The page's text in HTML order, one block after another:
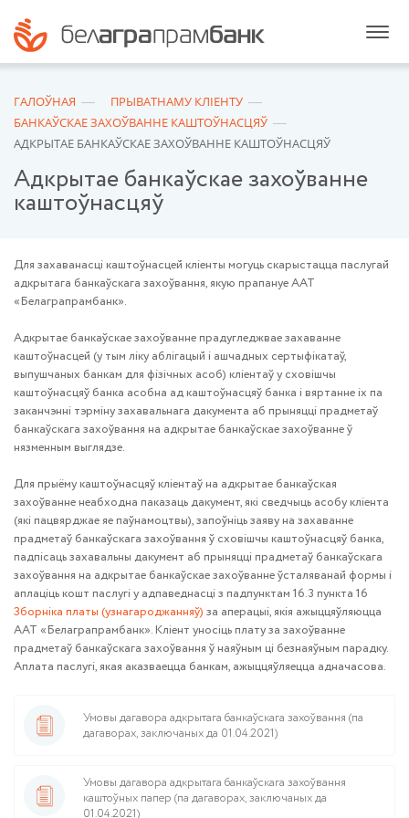
ГАЛОЎНАЯ
ПРЫВАТНАМУ КЛІЕНТУ
БАНКАЎСКАЕ ЗАХОЎВАННЕ КАШТОЎНАСЦЯЎ
АДКРЫТАЕ БАНКАЎСКАЕ ЗАХОЎВАННЕ КАШТОЎНАСЦЯЎ
Адкрытае банкаўскае захоўванне
каштоўнасцяў
Для захаванасці каштоўнасцей кліенты могуць скарыстацца паслугай
адкрытага банкаўскага захоўвання, якую прапануе ААТ
«Белаграпрамбанк».
Адкрытае банкаўскае захоўванне прадугледжвае захаванне
каштоўнасцей (у тым ліку аблігацый і ашчадных сертыфікатаў,
выпушчаных банкам для фізічных асоб) кліентаў у сховішчы
каштоўнасцяў банка асобна ад каштоўнасцяў банка і вяртанне іх па
заканчэнні тэрміну захавальнага дакумента аб прыняцці прадметаў
банкаўскага захоўвання на адкрытае банкаўскае захоўванне ў
нязменным выглядзе.
Для прыёму каштоўнасцяў кліентаў на адкрытае банкаўская
захоўванне неабходна паказаць дакумент, які сведчыць асобу кліента
(які пацвярджае яе паўнамоцтвы), запоўніць заяву на захаванне
прадметаў банкаўскага захоўвання ў сховішчы каштоўнасцяў банка,
падпісаць захавальны дакумент аб прыняцці прадметаў банкаўскага
захоўвання на адкрытае банкаўскае захоўванне ўсталяванай формы і
аплаціць кошт паслугі у адпаведнасці з падпунктам 16.3 пункта 16
Зборніка платы (узнагароджанняў) за аперацыі, якія ажыццяўляюцца
ААТ «Белаграпрамбанк». Кліент уносіць плату за захоўванне
прадметаў банкаўскага захоўвання ў наяўным ці безнаяўным парадку.
Аплата паслугі, якая аказваецца банкам, ажыццяўляецца адначасова.
Умовы дагавора адкрытага банкаўскага захоўвання (па
дагаворах, заключаных да 01.04.2021)
Умовы дагавора адкрытага банкаўскага захоўвання
каштоўных папер (па дагаворах, заключаных да
01.04.2021)